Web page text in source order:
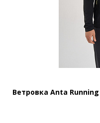
Ветровка Anta